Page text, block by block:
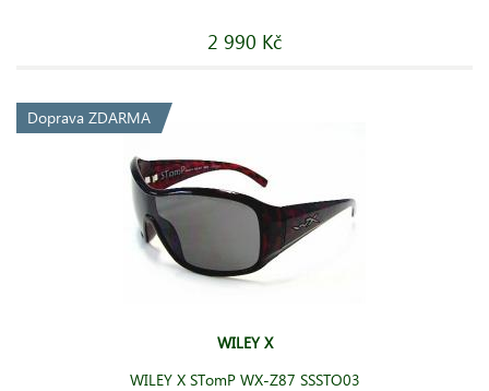
2 990 Kč
Doprava ZDARMA
WILEY X
WILEY X STomP WX-Z87 SSSTO03